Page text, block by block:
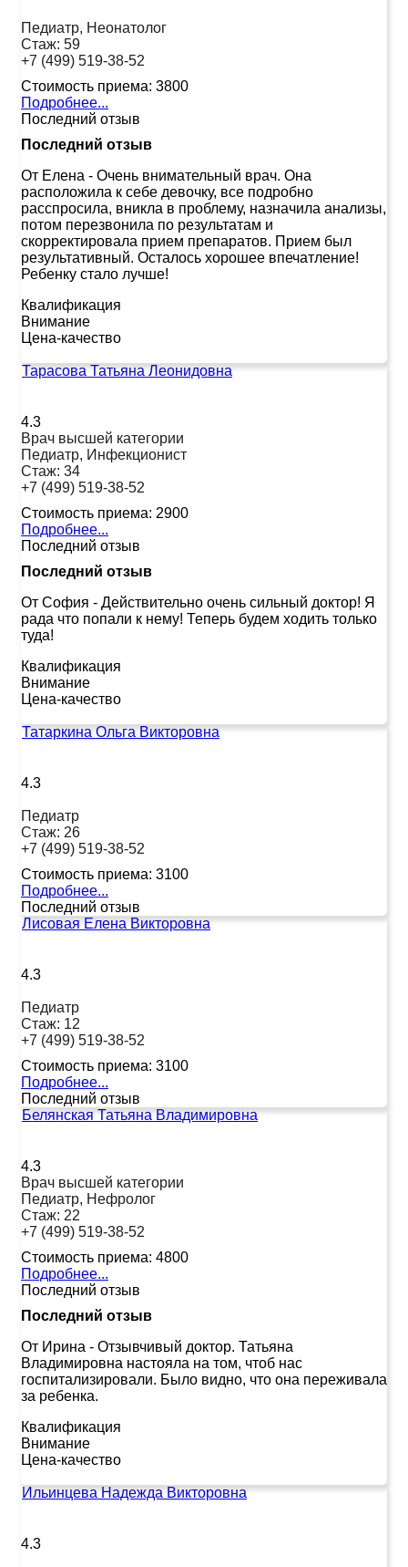
Педиатр, Неонатолог
Стаж: 59
+7 (499) 519-38-52
Стоимость приема: 3800
Подробнее...
Последний отзыв
Последний отзыв
От Елена - Очень внимательный врач. Она
расположила к себе девочку, все подробно
расспросила, вникла в проблему, назначила анализы,
потом перезвонила по результатам и
скорректировала прием препаратов. Прием был
результативный. Осталось хорошее впечатление!
Ребенку стало лучше!
Квалификация
Внимание
Цена-качество
Тарасова Татьяна Леонидовна
4.3
Врач высшей категории
Педиатр, Инфекционист
Стаж: 34
+7 (499) 519-38-52
Стоимость приема: 2900
Подробнее...
Последний отзыв
Последний отзыв
От София - Действительно очень сильный доктор! Я
рада что попали к нему! Теперь будем ходить только
туда!
Квалификация
Внимание
Цена-качество
Татаркина Ольга Викторовна
4.3
Педиатр
Стаж: 26
+7 (499) 519-38-52
Стоимость приема: 3100
Подробнее...
Последний отзыв
Лисовая Елена Викторовна
4.3
Педиатр
Стаж: 12
+7 (499) 519-38-52
Стоимость приема: 3100
Подробнее...
Последний отзыв
Белянская Татьяна Владимировна
4.3
Врач высшей категории
Педиатр, Нефролог
Стаж: 22
+7 (499) 519-38-52
Стоимость приема: 4800
Подробнее...
Последний отзыв
Последний отзыв
От Ирина - Отзывчивый доктор. Татьяна
Владимировна настояла на том, чтоб нас
госпитализировали. Было видно, что она переживала
за ребенка.
Квалификация
Внимание
Цена-качество
Ильинцева Надежда Викторовна
4.3